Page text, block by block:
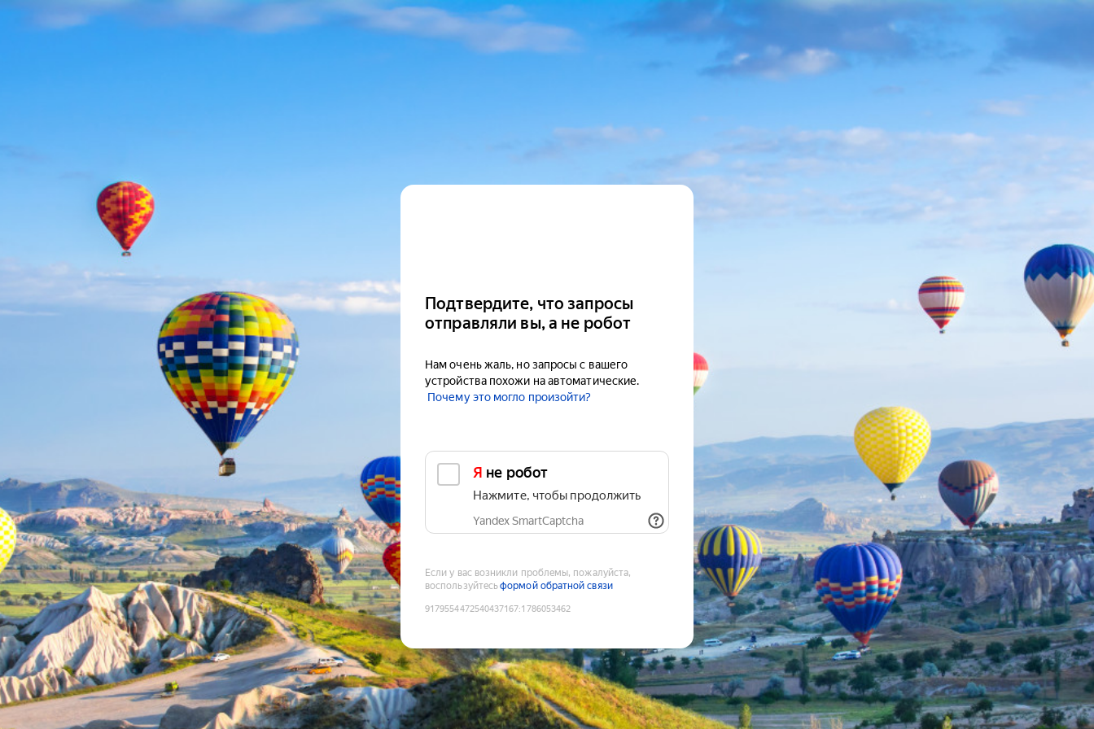
Подтвердите, что запросы
отправляли вы, а не робот
Нам очень жаль, но запросы с вашего
устройства похожи на автоматические.
Почему это могло произойти?
Я не робот
Нажмите, чтобы продолжить
Yandex SmartCaptcha
Если у вас возникли проблемы, пожалуйста,
воспользуйтесьформой обратной связи
9179554472540437167:1786053462